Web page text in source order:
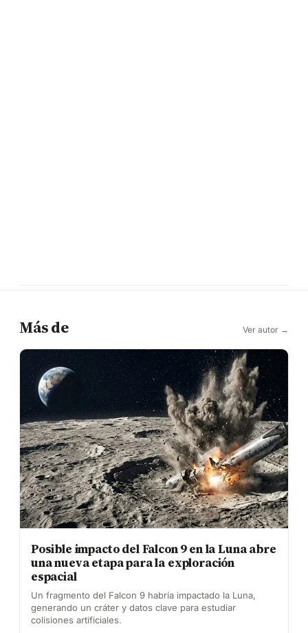
Más de Ver autor →
Posible impacto del Falcon 9 en la Luna abre
una nueva etapa para la exploración
espacial
Un fragmento del Falcon 9 habría impactado la Luna,
generando un cráter y datos clave para estudiar
colisiones artificiales.